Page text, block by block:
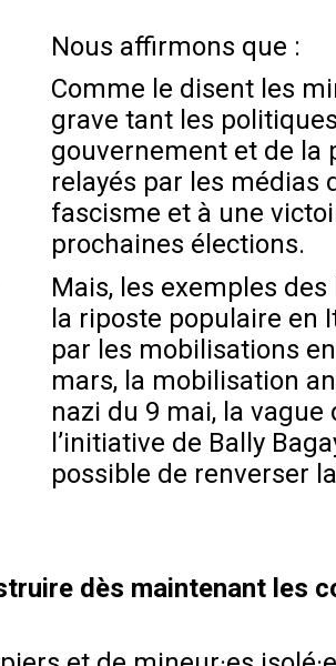
Nous affirmons que :
Comme le disent les
grave tant les
gouvernement et de la
relayés par les médias
fascisme et à une
prochaines élections.
Mais, les exemples
la riposte populaire en
par les mobilisations
mars, la mobilisation
nazi du 9 mai, la
l’initiative de Bally
possible de renverser
dès maintenant les